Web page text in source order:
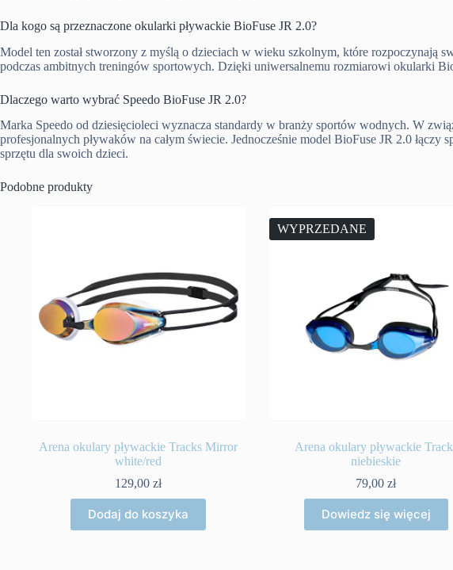
Dla kogo są przeznaczone okularki pływackie BioFuse JR 2.0?
Model ten został stworzony z myślą o dzieciach w wieku szkolnym, które rozpoczynają
podczas ambitnych treningów sportowych. Dzięki uniwersalnemu rozmiarowi okularki
Dlaczego warto wybrać Speedo BioFuse JR 2.0?
Marka Speedo od dziesięcioleci wyznacza standardy w branży sportów wodnych. W
profesjonalnych pływaków na całym świecie. Jednocześnie model BioFuse JR 2.0
sprzętu dla swoich dzieci.
Podobne produkty
Arena okulary pływackie Tracks Mirror
white/red
129,00zł
Dodaj do koszyka
WYPRZEDANE
Arena okulary pływackie
niebieskie
79,00zł
Dowiedz się więcej